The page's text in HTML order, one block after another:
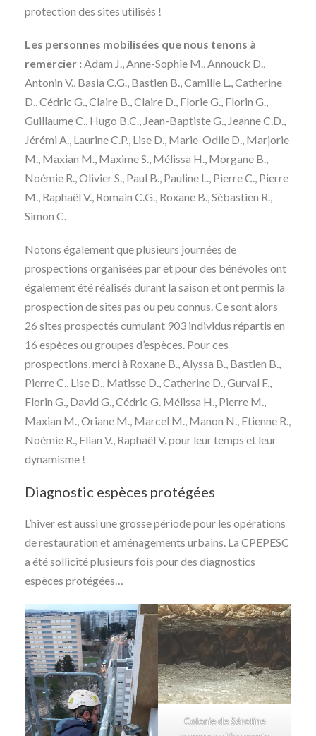
protection des sites utilisés !
Les personnes mobilisées que nous tenons à
remercier : Adam J., Anne-Sophie M., Annouck D.,
Antonin V., Basia C.G., Bastien B., Camille L., Catherine
D., Cédric G., Claire B., Claire D., Florie G., Florin G.,
Guillaume C., Hugo B.C., Jean-Baptiste G., Jeanne C.D.,
Jérémi A., Laurine C.P., Lise D., Marie-Odile D., Marjorie
M., Maxian M., Maxime S., Mélissa H., Morgane B.,
Noémie R., Olivier S., Paul B., Pauline L., Pierre C., Pierre
M., Raphaël V., Romain C.G., Roxane B., Sébastien R.,
Simon C.
Notons également que plusieurs journées de
prospections organisées par et pour des bénévoles ont
également été réalisés durant la saison et ont permis la
prospection de sites pas ou peu connus. Ce sont alors
26 sites prospectés cumulant 903 individus répartis en
16 espèces ou groupes d’espèces. Pour ces
prospections, merci à Roxane B., Alyssa B., Bastien B.,
Pierre C., Lise D., Matisse D., Catherine D., Gurval F.,
Florin G., David G., Cédric G. Mélissa H., Pierre M.,
Maxian M., Oriane M., Marcel M., Manon N., Etienne R.,
Noémie R., Elian V., Raphaël V. pour leur temps et leur
dynamisme !
Diagnostic espèces protégées
L’hiver est aussi une grosse période pour les opérations
de restauration et aménagements urbains. La CPEPESC
a été sollicité plusieurs fois pour des diagnostics
espèces protégées…
Colonie de Sérotine